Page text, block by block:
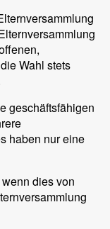
Wahl stets
geschäftsfähigen
haben nur eine
dies von